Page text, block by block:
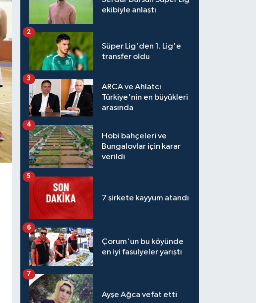
ekibiyle anlaştı
Süper Lig'den 1. Lig'e
transfer oldu
2
ARCA ve Ahlatcı
Türkiye'nin en büyükleri
arasında
3
Hobi bahçeleri ve
Bungalovlar için karar
verildi
4
7 şirkete kayyum atandı
5
Çorum'un bu köyünde
en iyi fasulyeler yarıştı
6
Ayşe Ağca vefat etti
7